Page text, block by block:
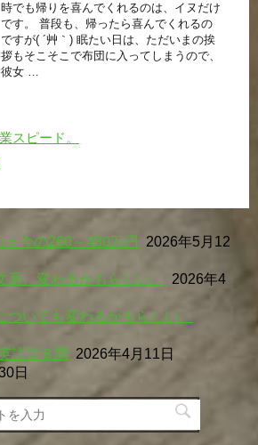
時でも帰りを喜んでくれるのは、イヌだけ
です。 普段も、帰ったら喜んでくれるの
ですが( ´艸｀) 眠たい日は、ただいまの挨
拶もそこそこで布団に入ってしまうので、
彼女 …
スピード。
＝今の260～480万円
2026年5月12
系、変わるかもらしい。
2026年4
ついても変わるかもらしい。
語第８問
2026年4月11日
日